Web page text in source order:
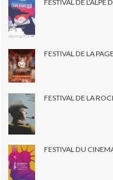
FESTIVAL DE L'ALPE
FESTIVAL DE LA
FESTIVAL DE LA
FESTIVAL DU